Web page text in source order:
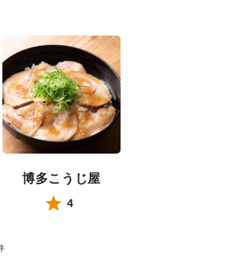
博多こうじ屋
4